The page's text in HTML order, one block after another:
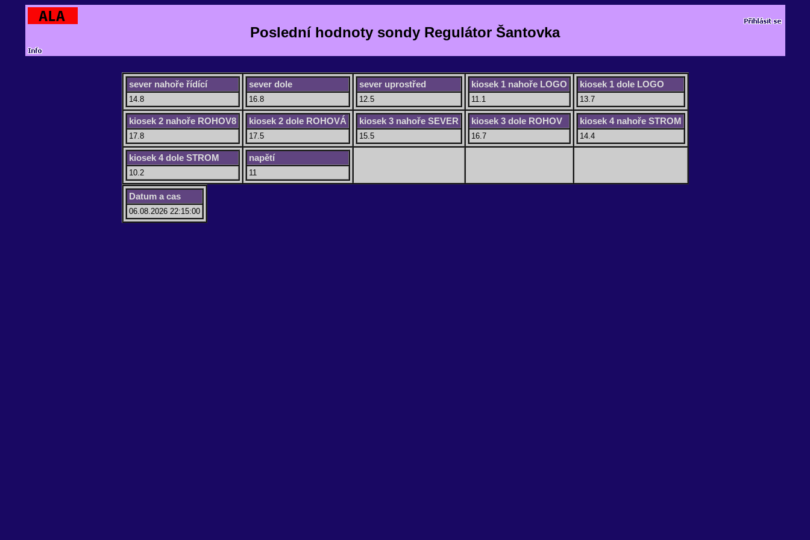
Poslední hodnoty sondy Regulátor Šantovka
sever nahoře řídící
14.8
sever dole
16.8
sever uprostřed
12.5
kiosek 1 nahoře LOGO
11.1
kiosek 1 dole LOGO
13.7
kiosek 2 nahoře ROHOV8
17.8
kiosek 2 dole ROHOVÁ
17.5
kiosek 3 nahoře SEVER
15.5
kiosek 3 dole ROHOV
16.7
kiosek 4 nahoře STROM
14.4
kiosek 4 dole STROM
10.2
napětí
11
Datum a cas
06.08.2026 22:15:00